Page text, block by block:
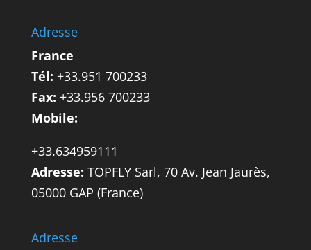
Adresse
France
Tél: +33.951 700233
Fax: +33.956 700233
Mobile:
+33.634959111
Adresse: TOPFLY Sarl, 70 Av. Jean Jaurès,
05000 GAP (France)
Adresse